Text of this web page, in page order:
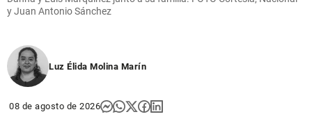
y Juan Antonio Sánchez
Luz Élida Molina Marín
08 de agosto de 2026